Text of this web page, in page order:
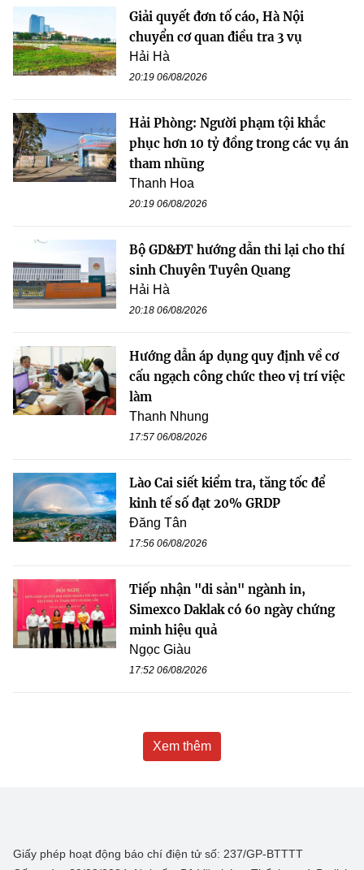
Giải quyết đơn tố cáo, Hà Nội
chuyển cơ quan điều tra 3 vụ
Hải Hà
20:19 06/08/2026
Hải Phòng: Người phạm tội khắc
phục hơn 10 tỷ đồng trong các vụ án
tham nhũng
Thanh Hoa
20:19 06/08/2026
Bộ GD&ĐT hướng dẫn thi lại cho thí
sinh Chuyên Tuyên Quang
Hải Hà
20:18 06/08/2026
Hướng dẫn áp dụng quy định về cơ
cấu ngạch công chức theo vị trí việc
làm
Thanh Nhung
17:57 06/08/2026
Lào Cai siết kiểm tra, tăng tốc để
kinh tế số đạt 20% GRDP
Đăng Tân
17:56 06/08/2026
Tiếp nhận "di sản" ngành in,
Simexco Daklak có 60 ngày chứng
minh hiệu quả
Ngọc Giàu
17:52 06/08/2026
Xem thêm
Giấy phép hoạt động báo chí điện tử số: 237/GP-BTTTT